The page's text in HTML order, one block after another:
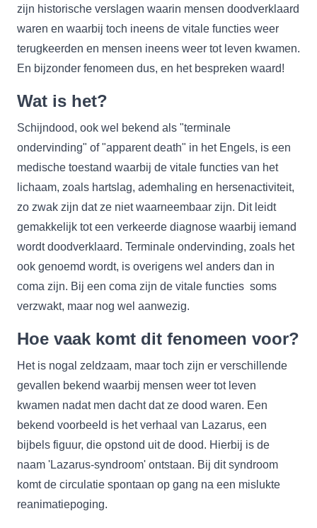
zijn historische verslagen waarin mensen doodverklaard
waren en waarbij toch ineens de vitale functies weer
terugkeerden en mensen ineens weer tot leven kwamen.
En bijzonder fenomeen dus, en het bespreken waard!
Wat is het?
Schijndood, ook wel bekend als "terminale
ondervinding" of "apparent death" in het Engels, is een
medische toestand waarbij de vitale functies van het
lichaam, zoals hartslag, ademhaling en hersenactiviteit,
zo zwak zijn dat ze niet waarneembaar zijn. Dit leidt
gemakkelijk tot een verkeerde diagnose waarbij iemand
wordt doodverklaard. Terminale ondervinding, zoals het
ook genoemd wordt, is overigens wel anders dan in
coma zijn. Bij een coma zijn de vitale functies soms
verzwakt, maar nog wel aanwezig.
Hoe vaak komt dit fenomeen voor?
Het is nogal zeldzaam, maar toch zijn er verschillende
gevallen bekend waarbij mensen weer tot leven
kwamen nadat men dacht dat ze dood waren. Een
bekend voorbeeld is het verhaal van Lazarus, een
bijbels figuur, die opstond uit de dood. Hierbij is de
naam 'Lazarus-syndroom' ontstaan. Bij dit syndroom
komt de circulatie spontaan op gang na een mislukte
reanimatiepoging.